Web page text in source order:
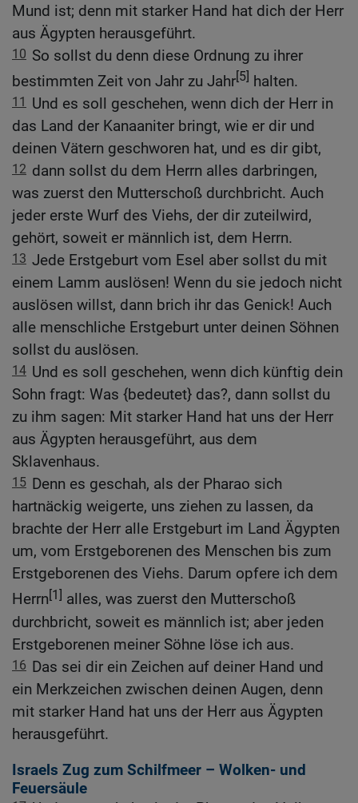
Mund ist; denn mit starker Hand hat dich der Herr
aus Ägypten herausgeführt.
10 So sollst du denn diese Ordnung zu ihrer
bestimmten Zeit von Jahr zu Jahr[5] halten.
11
Und es soll geschehen, wenn dich der Herr in
das Land der Kanaaniter bringt, wie er dir und
deinen Vätern geschworen hat, und es dir gibt,
12 dann sollst du dem Herrn alles darbringen,
was zuerst den Mutterschoß durchbricht. Auch
jeder erste Wurf des Viehs, der dir zuteilwird,
gehört, soweit er männlich ist, dem Herrn.
13 Jede Erstgeburt vom Esel aber sollst du mit
einem Lamm auslösen! Wenn du sie jedoch nicht
auslösen willst, dann brich ihr das Genick! Auch
alle menschliche Erstgeburt unter deinen Söhnen
sollst du auslösen.
14 Und es soll geschehen, wenn dich künftig dein
Sohn fragt: Was {bedeutet} das?, dann sollst du
zu ihm sagen: Mit starker Hand hat uns der Herr
aus Ägypten herausgeführt, aus dem
Sklavenhaus.
15 Denn es geschah, als der Pharao sich
hartnäckig weigerte, uns ziehen zu lassen, da
brachte der Herr alle Erstgeburt im Land Ägypten
um, vom Erstgeborenen des Menschen bis zum
Erstgeborenen des Viehs. Darum opfere ich dem
Herrn[1] alles, was zuerst den Mutterschoß
durchbricht, soweit es männlich ist; aber jeden
Erstgeborenen meiner Söhne löse ich aus.
16 Das sei dir ein Zeichen auf deiner Hand und
ein Merkzeichen zwischen deinen Augen, denn
mit starker Hand hat uns der Herr aus Ägypten
herausgeführt.
Israels Zug zum Schilfmeer – Wolken- und
Feuersäule